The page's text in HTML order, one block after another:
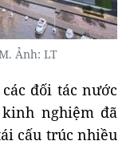
Ảnh: LT
đối tác nước
nghiệm đã
cấu trúc nhiều